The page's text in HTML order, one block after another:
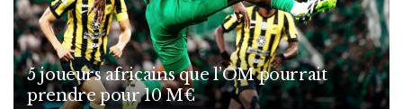
5 joueurs africains que l’OM pourrait
prendre pour 10 M€